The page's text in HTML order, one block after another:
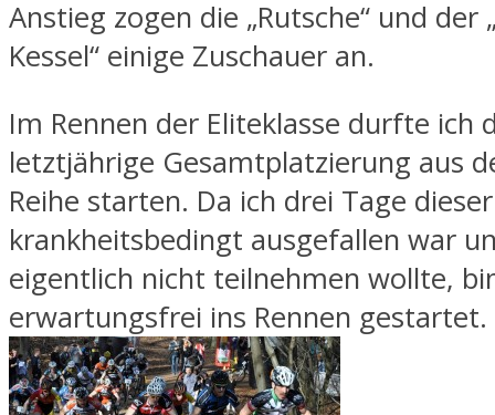
Anstieg zogen die „Rutsche“ und der
Kessel“ einige Zuschauer an.
Im Rennen der Eliteklasse durfte ich
letztjährige Gesamtplatzierung aus
Reihe starten. Da ich drei Tage
krankheitsbedingt ausgefallen war
eigentlich nicht teilnehmen wollte,
erwartungsfrei ins Rennen gestartet.